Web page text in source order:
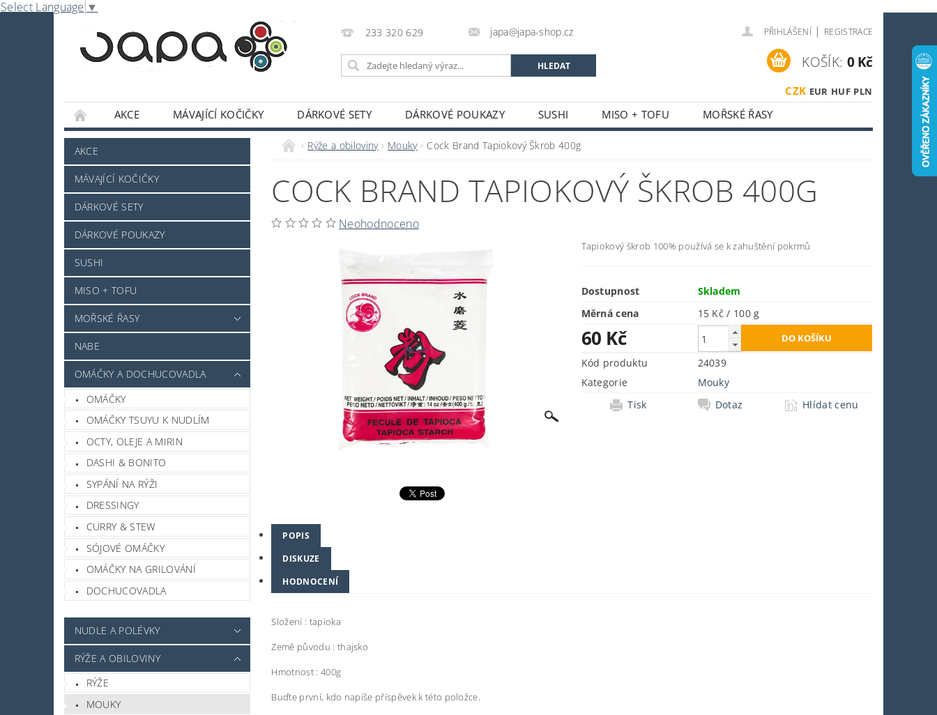
Select Language ▼
233 320 629 japa@japa-shop.cz PŘIHLÁŠENÍ | REGISTRACE
CZK EUR HUF PLN
KOŠÍK: 0 Kč
AKCE MÁVAJÍCÍ KOČIČKY DÁRKOVÉ SETY DÁRKOVÉ POUKAZY SUSHI MISO + TOFU
MOŘSKÉ ŘASY
NABE
OMÁČKY A DOCHUCOVADLA NUDLE A POLÉVKY RÝŽE A OBILOVINY
ZELENINA + HOUBY
SLADKOSTI A POCHUTINY
SAKE A JINÝ ALKOHOL
JAPONSKÉ NÁDOBÍ
KOSMETIKA OSTATNÍ JAPONSKÉ FIGURKY LEKCE VAŘENÍ
PRO SPORTOVCE
PRO ZVÍŘÁTKA - NOVINKA
MRAŽENÉ ZBOŽÍ
NAPIŠTE NÁM
AKCE
MÁVAJÍCÍ KOČIČKY
DÁRKOVÉ SETY
DÁRKOVÉ POUKAZY
SUSHI
MISO + TOFU
MOŘSKÉ ŘASY
NABE
OMÁČKY A DOCHUCOVADLA
OMÁČKY
OMÁČKY TSUYU K NUDLÍM
OCTY, OLEJE A MIRIN
DASHI & BONITO
SYPÁNÍ NA RÝŽI
DRESSINGY
CURRY & STEW
SÓJOVÉ OMÁČKY
OMÁČKY NA GRILOVÁNÍ
DOCHUCOVADLA
NUDLE A POLÉVKY
RÝŽE A OBILOVINY
RÝŽE
MOUKY
Rýže a obiloviny Mouky Cock Brand Tapiokový Škrob 400g
COCK BRAND TAPIOKOVÝ ŠKROB 400G
Neohodnoceno
Tapiokový škrob 100% používá se k zahuštění pokrmů
Dostupnost
Skladem
Měrná cena
15 Kč / 100 g
60 Kč
Kód produktu
24039
Kategorie
Mouky
Tisk
Dotaz Hlídat cenu
POPIS
DISKUZE
HODNOCENÍ
Složení : tapioka
Země původu : thajsko
Hmotnost : 400g
Buďte první, kdo napíše příspěvek k této položce.